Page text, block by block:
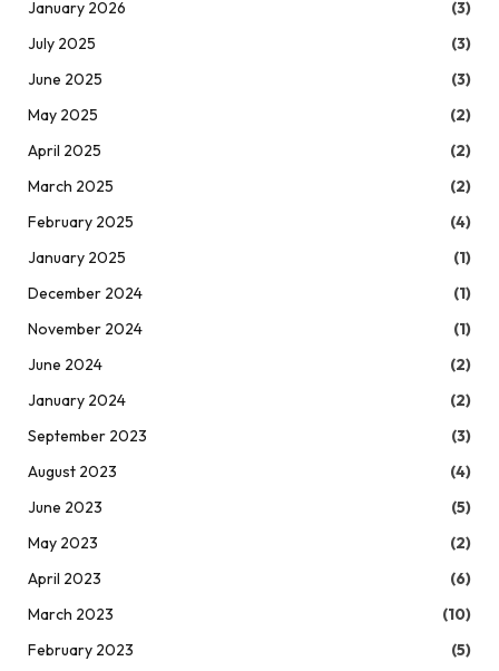
January 2026
(3)
July 2025
(3)
June 2025
(3)
May 2025
(2)
April 2025
(2)
March 2025
(2)
February 2025
(4)
January 2025
(1)
December 2024
(1)
November 2024
(1)
June 2024
(2)
January 2024
(2)
September 2023
(3)
August 2023
(4)
June 2023
(5)
May 2023
(2)
April 2023
(6)
March 2023
(10)
February 2023
(5)